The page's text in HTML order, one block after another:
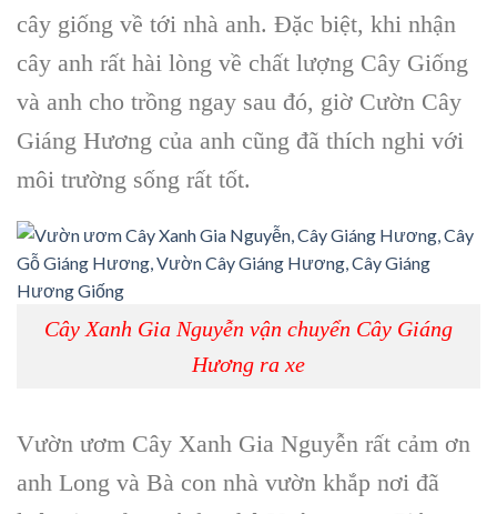
cây giống về tới nhà anh. Đặc biệt, khi nhận
cây anh rất hài lòng về chất lượng Cây Giống
và anh cho trồng ngay sau đó, giờ Cườn Cây
Giáng Hương của anh cũng đã thích nghi với
môi trường sống rất tốt.
Cây Xanh Gia Nguyễn vận chuyển Cây Giáng
Hương ra xe
Vườn ươm Cây Xanh Gia Nguyễn rất cảm ơn
anh Long và Bà con nhà vườn khắp nơi đã